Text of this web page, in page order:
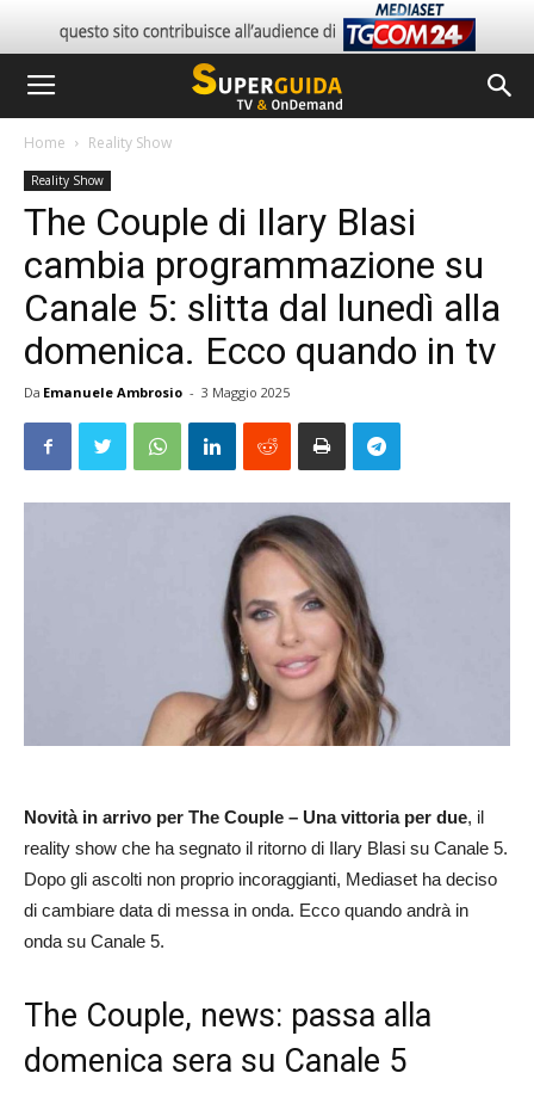
Home Reality Show
Reality Show
The Couple di Ilary Blasi
cambia programmazione su
Canale 5: slitta dal lunedì alla
domenica. Ecco quando in tv
Da Emanuele Ambrosio - 3 Maggio 2025
Novità in arrivo per The Couple – Una vittoria per due, il
reality show che ha segnato il ritorno di Ilary Blasi su Canale 5.
Dopo gli ascolti non proprio incoraggianti, Mediaset ha deciso
di cambiare data di messa in onda. Ecco quando andrà in
onda su Canale 5.
The Couple, news: passa alla
domenica sera su Canale 5